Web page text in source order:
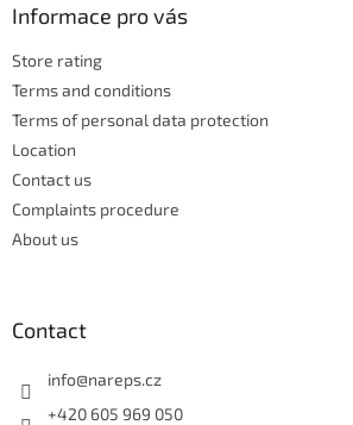
t
Informace pro vás
Store rating
Terms and conditions
Terms of personal data protection
Location
Contact us
Complaints procedure
About us
Contact
info@nareps.cz
+420 605 969 050